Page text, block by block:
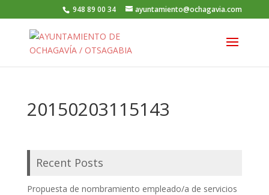
948 89 00 34 ayuntamiento@ochagavia.com
20150203115143
Recent Posts
Propuesta de nombramiento empleado/a de servicios